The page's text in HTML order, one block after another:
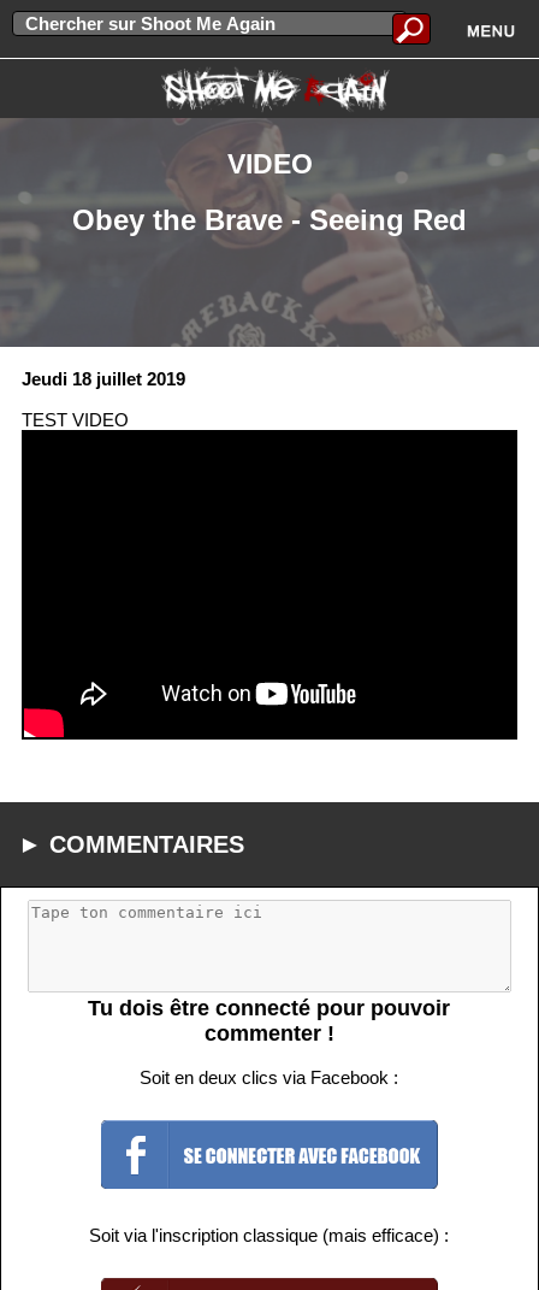
VIDEO
Obey the Brave - Seeing Red
Jeudi 18 juillet 2019
TEST VIDEO
► COMMENTAIRES
Tu dois être connecté pour pouvoir
commenter !
Soit en deux clics via Facebook :
Soit via l'inscription classique (mais efficace) :